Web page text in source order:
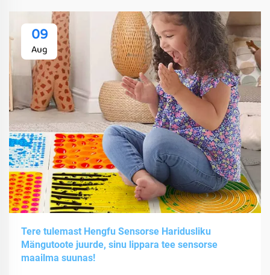
09
Aug
Tere tulemast Hengfu Sensorse Haridusliku
Mängutoote juurde, sinu lippara tee sensorse
maailma suunas!